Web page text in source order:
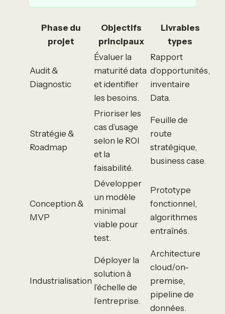
Phase du
projet
Objectifs
principaux
Livrables
types
Audit &
Diagnostic
Évaluer la
maturité data
et identifier
les besoins.
Rapport
d’opportunités,
inventaire
Data.
Stratégie &
Roadmap
Prioriser les
cas d’usage
selon le ROI
et la
faisabilité.
Feuille de
route
stratégique,
business case.
Conception &
MVP
Développer
un modèle
minimal
viable pour
test.
Prototype
fonctionnel,
algorithmes
entraînés.
Industrialisation
Déployer la
solution à
l’échelle de
l’entreprise.
Architecture
cloud/on-
premise,
pipeline de
données.